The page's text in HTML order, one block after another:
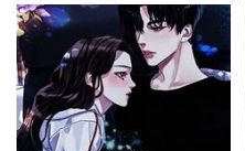
Võng Du
Xuyên Không
Xuyên Nhanh